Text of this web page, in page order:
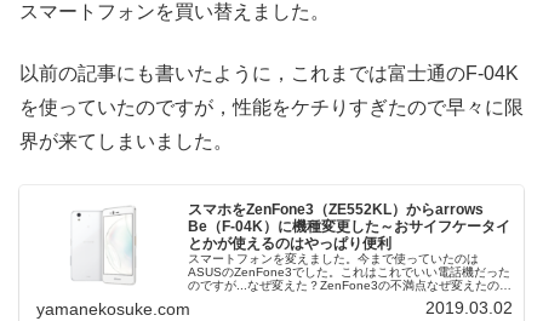
スマートフォンを買い替えました。
以前の記事にも書いたように，これまでは富士通のF-04K
を使っていたのですが，性能をケチりすぎたので早々に限
界が来てしまいました。
スマホをZenFone3（ZE552KL）からarrows
Be（F-04K）に機種変更した～おサイフケータイ
とかが使えるのはやっぱり便利
スマートフォンを変えました。今まで使っていたのは
ASUSのZenFone3でした。これはこれでいい電話機だった
のですが...なぜ変えた？ZenFone3の不満点なぜ変えたのか
衝撃性が欲しか...
yamanekosuke.com 2019.03.02